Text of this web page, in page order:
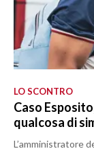
LO SCONTRO
Caso
qualcosa di
L’amministratore